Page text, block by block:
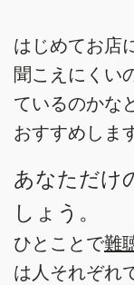
はじめてお店
聞こえにくい
ているのかな
おすすめしま
あなただけ
しょう。
ひとことで難
は人それぞれ